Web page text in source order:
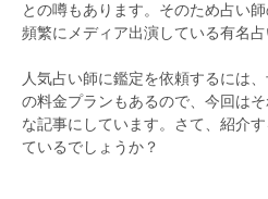
との噂もあります。そのため占い
頻繁にメディア出演している有名占
人気占い師に鑑定を依頼するには
の料金プランもあるので、今回は
な記事にしています。さて、紹介
ているでしょうか？